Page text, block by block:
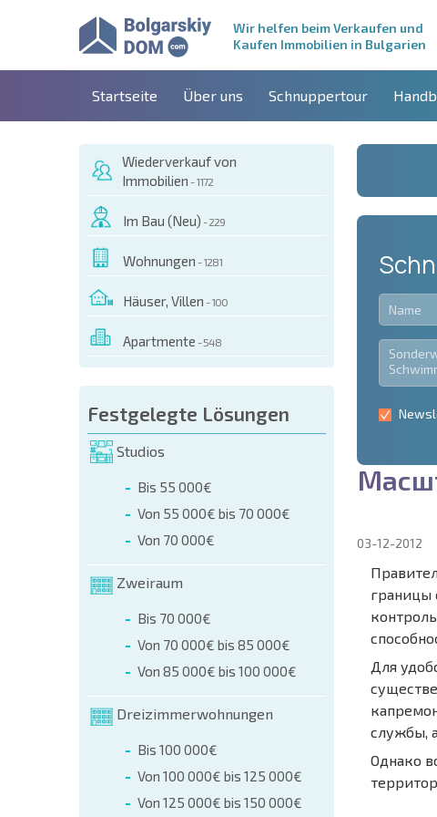
Wir helfen beim Verkaufen und
Kaufen Immobilien in Bulgarien
Startseite Über uns Schnuppertour
Wiederverkauf von
Immobilien - 1172
Im Bau (Neu) - 229
Wohnungen - 1281
Häuser, Villen - 100
Apartmente - 548
Festgelegte Lösungen
Studios
Bis 55 000€
Von 55 000€ bis 70 000€
Von 70 000€
Zweiraum
Bis 70 000€
Von 70 000€ bis 85 000€
Von 85 000€ bis 100 000€
Dreizimmerwohnungen
Bis 100 000€
Von 100 000€ bis 125 000€
Von 125 000€ bis 150 000€
Масш
03-12-2012
границы
Для
службы,
Однако